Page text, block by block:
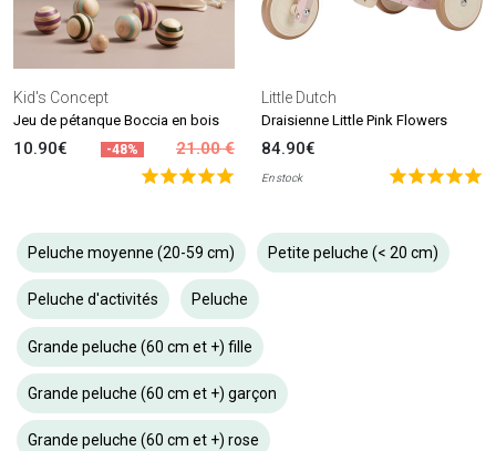
Kid's Concept
Jeu de pétanque Boccia en bois
10.90€ -48% 21.00 €
Little Dutch
Draisienne Little Pink Flowers
84.90€
En stock
Peluche moyenne (20-59 cm) Petite peluche (< 20 cm)
Peluche d'activités Peluche
Grande peluche (60 cm et +) fille
Grande peluche (60 cm et +) garçon
Grande peluche (60 cm et +) rose